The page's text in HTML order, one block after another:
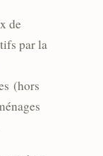
de
par la
(hors